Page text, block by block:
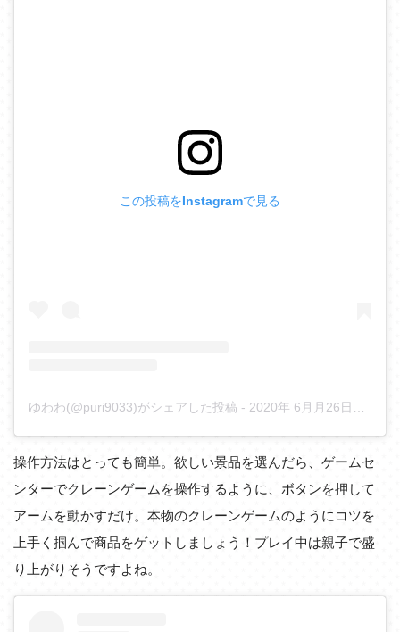
この投稿をInstagramで見る
ゆわわ(@puri9033)がシェアした投稿 - 2020年 6月月26日午前10時49分PDT
操作方法はとっても簡単。欲しい景品を選んだら、ゲームセ
ンターでクレーンゲームを操作するように、ボタンを押して
アームを動かすだけ。本物のクレーンゲームのようにコツを
上手く掴んで商品をゲットしましょう！プレイ中は親子で盛
り上がりそうですよね。